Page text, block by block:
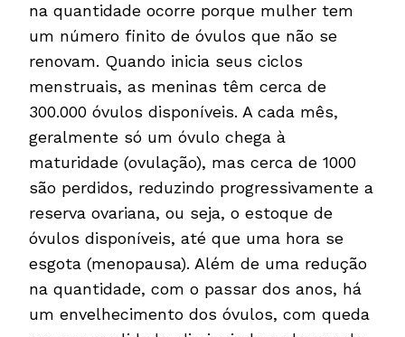
na quantidade ocorre porque mulher tem
um número finito de óvulos que não se
renovam. Quando inicia seus ciclos
menstruais, as meninas têm cerca de
300.000 óvulos disponíveis. A cada mês,
geralmente só um óvulo chega à
maturidade (ovulação), mas cerca de 1000
são perdidos, reduzindo progressivamente a
reserva ovariana, ou seja, o estoque de
óvulos disponíveis, até que uma hora se
esgota (menopausa). Além de uma redução
na quantidade, com o passar dos anos, há
um envelhecimento dos óvulos, com queda